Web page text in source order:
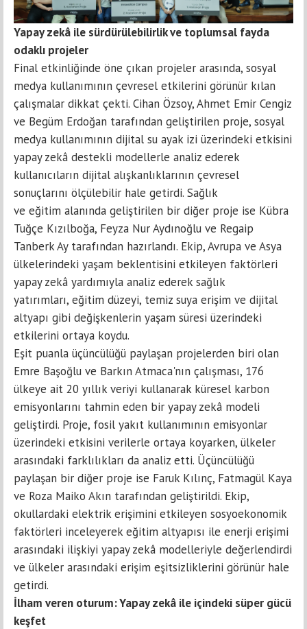
Yapay zekâ ile sürdürülebilirlik ve toplumsal fayda
odaklı projeler
Final etkinliğinde öne çıkan projeler arasında, sosyal
medya kullanımının çevresel etkilerini görünür kılan
çalışmalar dikkat çekti. Cihan Özsoy, Ahmet Emir Cengiz
ve Begüm Erdoğan tarafından geliştirilen proje, sosyal
medya kullanımının dijital su ayak izi üzerindeki etkisini
yapay zekâ destekli modellerle analiz ederek
kullanıcıların dijital alışkanlıklarının çevresel
sonuçlarını ölçülebilir hale getirdi. Sağlık
ve eğitim alanında geliştirilen bir diğer proje ise Kübra
Tuğçe Kızılboğa, Feyza Nur Aydınoğlu ve Regaip
Tanberk Ay tarafından hazırlandı. Ekip, Avrupa ve Asya
ülkelerindeki yaşam beklentisini etkileyen faktörleri
yapay zekâ yardımıyla analiz ederek sağlık
yatırımları, eğitim düzeyi, temiz suya erişim ve dijital
altyapı gibi değişkenlerin yaşam süresi üzerindeki
etkilerini ortaya koydu.
Eşit puanla üçüncülüğü paylaşan projelerden biri olan
Emre Başoğlu ve Barkın Atmaca'nın çalışması, 176
ülkeye ait 20 yıllık veriyi kullanarak küresel karbon
emisyonlarını tahmin eden bir yapay zekâ modeli
geliştirdi. Proje, fosil yakıt kullanımının emisyonlar
üzerindeki etkisini verilerle ortaya koyarken, ülkeler
arasındaki farklılıkları da analiz etti. Üçüncülüğü
paylaşan bir diğer proje ise Faruk Kılınç, Fatmagül Kaya
ve Roza Maiko Akın tarafından geliştirildi. Ekip,
okullardaki elektrik erişimini etkileyen sosyoekonomik
faktörleri inceleyerek eğitim altyapısı ile enerji erişimi
arasındaki ilişkiyi yapay zekâ modelleriyle değerlendirdi
ve ülkeler arasındaki erişim eşitsizliklerini görünür hale
getirdi.
İlham veren oturum: Yapay zekâ ile içindeki süper gücü
keşfet